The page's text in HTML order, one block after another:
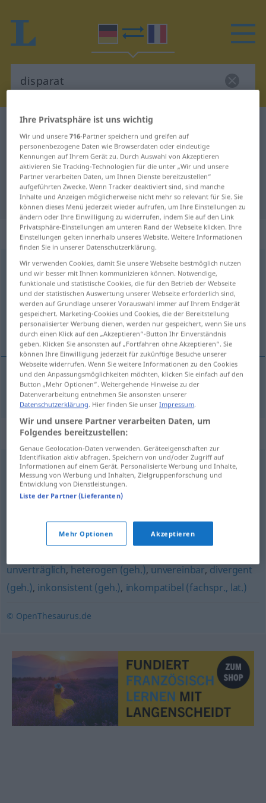
Deutsch-Französisch Wörterbuch
Deutsch-Französisch Übersetzung
für "disparat"
"disparat" Französisch Übersetzung
„disparat“: Adjektiv
disparat [dɪspaˈraːt]adj GEH
Übersicht aller Übersetzungen
(Für mehr Details die Übersetzung anklicken/antippen)
disparate
disparate disparat
Synonyme für "disparat"
konträr,widersprüchlich,antithetisch,widersinnig
paradox,gegensätzlich
kunterbunt (ugs.),verschiedenartig,inkongruent
gemischt
unverträglich, heterogen (geh.), unvereinbar, divergent
(geh.), inkonsistent (geh.), inkompatibel (fachspr., lat.)
© OpenThesaurus.de
Ihre Privatsphäre ist uns wichtig
Wir und unsere716-Partner speichern und greifen auf
personenbezogene Daten wie Browserdaten oder eindeutige
Kennungen auf Ihrem Gerät zu. Durch Auswahl von Akzeptieren
aktivieren Sie Tracking-Technologien für die unter „Wir und unsere
Partner verarbeiten Daten, um Ihnen Dienste bereitzustellen“
aufgeführten Zwecke. Wenn Tracker deaktiviert sind, sind manche
Inhalte und Anzeigen möglicherweise nicht mehr so relevant für Sie. Sie
können dieses Menü jederzeit wieder aufrufen, um Ihre Einstellungen zu
ändern oder Ihre Einwilligung zu widerrufen, indem Sie auf den Link
Privatsphäre-Einstellungen am unteren Rand der Webseite klicken. Ihre
Einstellungen gelten innerhalb unseres Website. Weitere Informationen
finden Sie in unserer Datenschutzerklärung.
Wir verwenden Cookies, damit Sie unsere Webseite bestmöglich nutzen
und wir besser mit Ihnen kommunizieren können. Notwendige,
funktionale und statistische Cookies, die für den Betrieb der Webseite
und der statistischen Auswertung unserer Webseite erforderlich sind,
werden auf Grundlage unserer Vorauswahl immer auf Ihrem Endgerät
gespeichert. Marketing-Cookies und Cookies, die der Bereitstellung
personalisierter Werbung dienen, werden nur gespeichert, wenn Sie uns
durch einen Klick auf den „Akzeptieren“-Button Ihr Einverständnis
geben. Klicken Sie ansonsten auf „Fortfahren ohne Akzeptieren“. Sie
können Ihre Einwilligung jederzeit für zukünftige Besuche unserer
Webseite widerrufen. Wenn Sie weitere Informationen zu den Cookies
und den Anpassungsmöglichkeiten möchten, klicken Sie einfach auf den
Button „Mehr Optionen“. Weitergehende Hinweise zu der
Datenverarbeitung entnehmen Sie ansonsten unserer
Datenschutzerklärung. Hier finden Sie unserImpressum.
Wir und unsere Partner verarbeiten Daten, um
Folgendes bereitzustellen:
Genaue Geolocation-Daten verwenden. Geräteeigenschaften zur
Identifikation aktiv abfragen. Speichern von und/oder Zugriff auf
Informationen auf einem Gerät. Personalisierte Werbung und Inhalte,
Messung von Werbung und Inhalten, Zielgruppenforschung und
Entwicklung von Dienstleistungen.
Liste der Partner (Lieferanten)
Mehr Optionen Akzeptieren